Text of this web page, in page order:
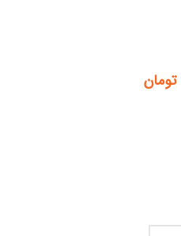
تومان